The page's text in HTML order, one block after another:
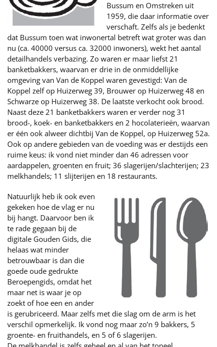
Bussum en Omstreken uit
1959, die daar informatie over
verschaft. Zelfs als je bedenkt
dat Bussum toen wat inwonertal betreft wat groter was dan
nu (ca. 40000 versus ca. 32000 inwoners), wekt het aantal
detailhandels verbazing. Zo waren er maar liefst 21
banketbakkers, waarvan er drie in de onmiddellijke
omgeving van Van de Koppel waren gevestigd: Van de
Koppel zelf op Huizerweg 39, Brouwer op Huizerweg 48 en
Schwarze op Huizerweg 38. De laatste verkocht ook brood.
Naast deze 21 banketbakkers waren er verder nog 31
brood-, koek- en banketbakkers en 2 hocolaterieën, waarvan
er één ook alweer dichtbij Van de Koppel, op Huizerweg 52a.
Ook op andere gebieden van de voeding was er destijds een
ruime keus: ik vond niet minder dan 46 adressen voor
aardappelen, groenten en fruit; 36 slagerijen/slachterijen; 23
melkhandels; 11 slijterijen en 18 restaurants.
Natuurlijk heb ik ook even
gekeken hoe de vlag er nu
bij hangt. Daarvoor ben ik
te rade gegaan bij de
digitale Gouden Gids, die
helaas wat minder
betrouwbaar is dan die
goede oude gedrukte
Beroepengids, omdat het
maar net is waar je op
zoekt of hoe een en ander
is gerubriceerd. Maar zelfs met die slag om de arm is het
verschil opmerkelijk. Ik vond nog maar zo’n 9 bakkers, 5
groente- en fruithandels, en 5 of 6 slagerijen.